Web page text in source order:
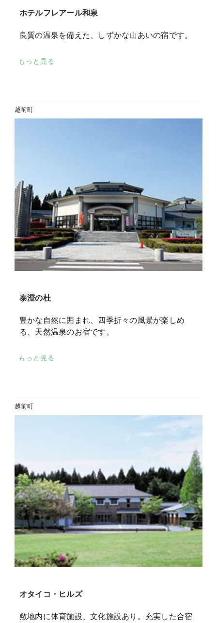
ホテルフレアール和泉
良質の温泉を備えた、しずかな山あいの宿です。
もっと見る
越前町
泰澄の杜
豊かな自然に囲まれ、四季折々の風景が楽しめ
る、天然温泉のお宿です。
もっと見る
越前町
オタイコ・ヒルズ
敷地内に体育施設、文化施設あり。充実した合宿